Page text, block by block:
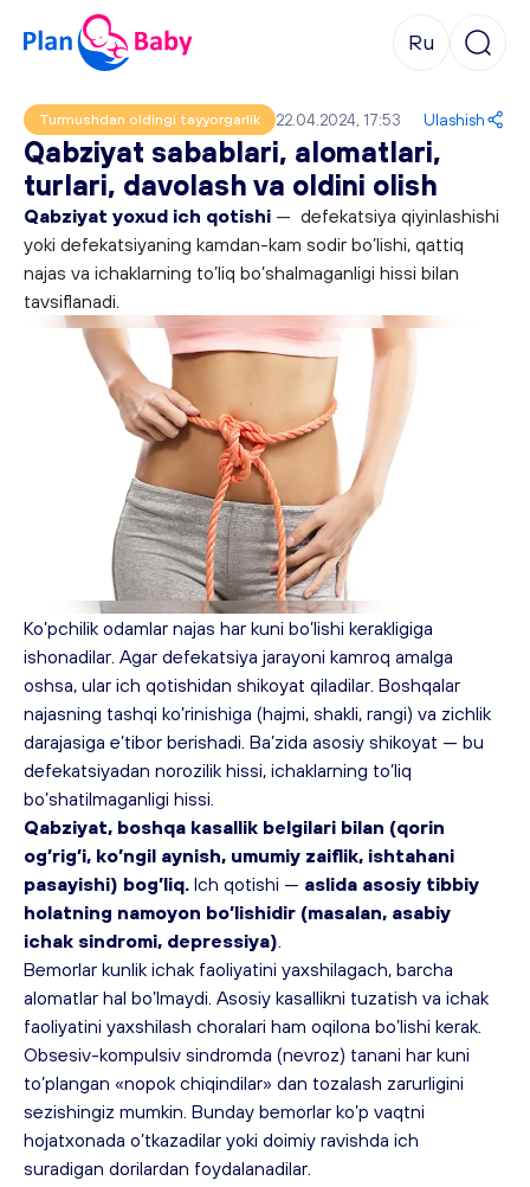
Ru
Turmushdan oldingi tayyorgarlik 22.04.2024, 17:53 Ulashish
Qabziyat sabablari, alomatlari,
turlari, davolash va oldini olish
Qabziyat yoxud ich qotishi — defekatsiya qiyinlashishi
yoki defekatsiyaning kamdan-kam sodir bo’lishi, qattiq
najas va ichaklarning to’liq bo’shalmaganligi hissi bilan
tavsiflanadi.
Ko’pchilik odamlar najas har kuni bo’lishi kerakligiga
ishonadilar. Agar defekatsiya jarayoni kamroq amalga
oshsa, ular ich qotishidan shikoyat qiladilar. Boshqalar
najasning tashqi ko’rinishiga (hajmi, shakli, rangi) va zichlik
darajasiga e’tibor berishadi. Ba’zida asosiy shikoyat — bu
defekatsiyadan norozilik hissi, ichaklarning to’liq
bo’shatilmaganligi hissi.
Qabziyat, boshqa kasallik belgilari bilan (qorin
og’rig’i, ko’ngil aynish, umumiy zaiflik, ishtahani
pasayishi) bog’liq. Ich qotishi — aslida asosiy tibbiy
holatning namoyon bo’lishidir (masalan, asabiy
ichak sindromi, depressiya).
Bemorlar kunlik ichak faoliyatini yaxshilagach, barcha
alomatlar hal bo’lmaydi. Asosiy kasallikni tuzatish va ichak
faoliyatini yaxshilash choralari ham oqilona bo’lishi kerak.
Obsesiv-kompulsiv sindromda (nevroz) tanani har kuni
to’plangan «nopok chiqindilar» dan tozalash zarurligini
sezishingiz mumkin. Bunday bemorlar ko’p vaqtni
hojatxonada o’tkazadilar yoki doimiy ravishda ich
suradigan dorilardan foydalanadilar.